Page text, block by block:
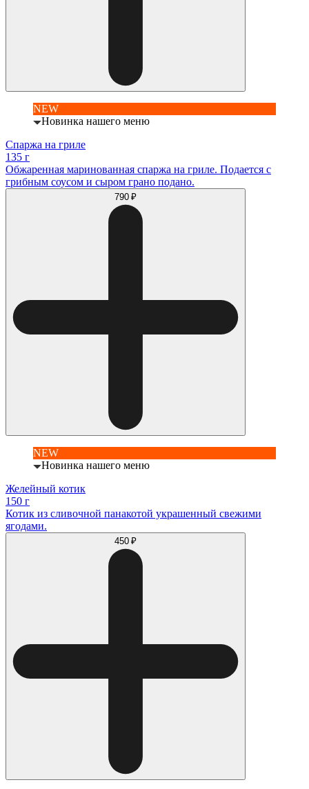
NEW
Новинка нашего меню
Спаржа на гриле
135 г
Обжаренная маринованная спаржа на гриле. Подается с
грибным соусом и сыром грано подано.
790 ₽
NEW
Новинка нашего меню
Желейный котик
150 г
Котик из сливочной панакотой украшенный свежими
ягодами.
450 ₽